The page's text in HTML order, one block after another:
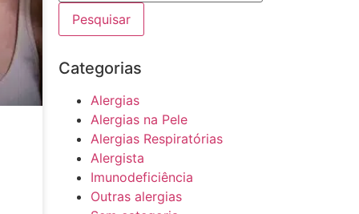
Categorias
Alergias
Alergias na Pele
Alergias Respiratórias
Alergista
Imunodeficiência
Outras alergias